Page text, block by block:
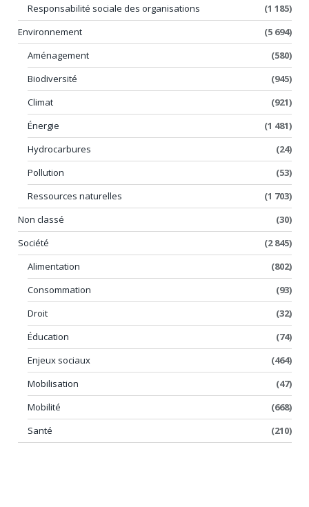
Responsabilité sociale des organisations
(1 185)
Environnement
(5 694)
Aménagement
(580)
Biodiversité
(945)
Climat
(921)
Énergie
(1 481)
Hydrocarbures
(24)
Pollution
(53)
Ressources naturelles
(1 703)
Non classé
(30)
Société
(2 845)
Alimentation
(802)
Consommation
(93)
Droit
(32)
Éducation
(74)
Enjeux sociaux
(464)
Mobilisation
(47)
Mobilité
(668)
Santé
(210)